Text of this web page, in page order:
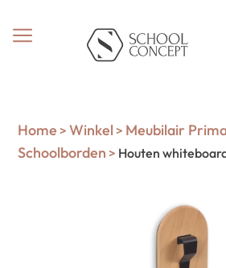
Home > Winkel > Meubilair
Schoolborden > Houten